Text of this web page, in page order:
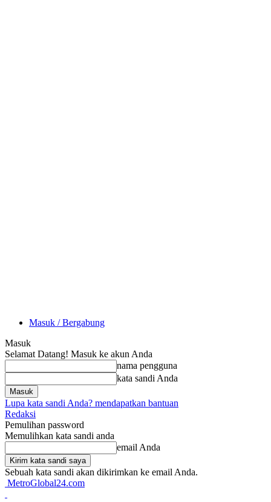
Masuk / Bergabung
Masuk
Selamat Datang! Masuk ke akun Anda
nama pengguna
kata sandi Anda
Lupa kata sandi Anda? mendapatkan bantuan
Redaksi
Pemulihan password
Memulihkan kata sandi anda
email Anda
Sebuah kata sandi akan dikirimkan ke email Anda.
MetroGlobal24.com